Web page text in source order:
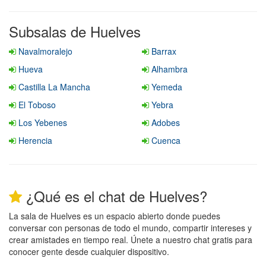
Subsalas de Huelves
Navalmoralejo
Barrax
Hueva
Alhambra
Castilla La Mancha
Yemeda
El Toboso
Yebra
Los Yebenes
Adobes
Herencia
Cuenca
¿Qué es el chat de Huelves?
La sala de Huelves es un espacio abierto donde puedes
conversar con personas de todo el mundo, compartir intereses y
crear amistades en tiempo real. Únete a nuestro chat gratis para
conocer gente desde cualquier dispositivo.